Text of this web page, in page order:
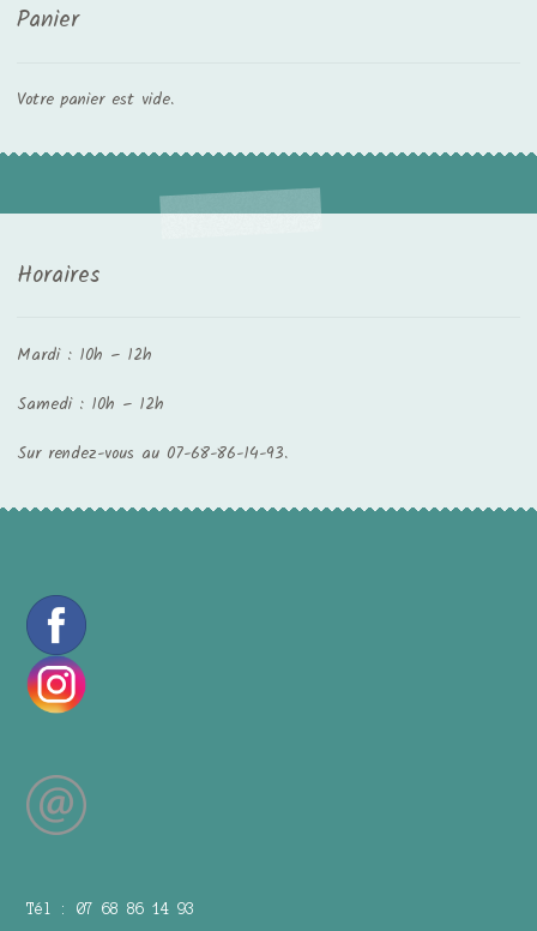
Panier
Votre panier est vide.
Horaires
Mardi : 10h – 12h
Samedi : 10h – 12h
Sur rendez-vous au 07-68-86-14-93.
Tél : 07 68 86 14 93